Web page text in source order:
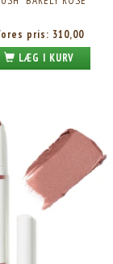
pris: 310,00
LÆG I KURV